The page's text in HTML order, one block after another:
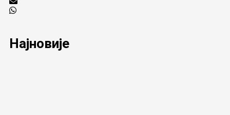
Најновије